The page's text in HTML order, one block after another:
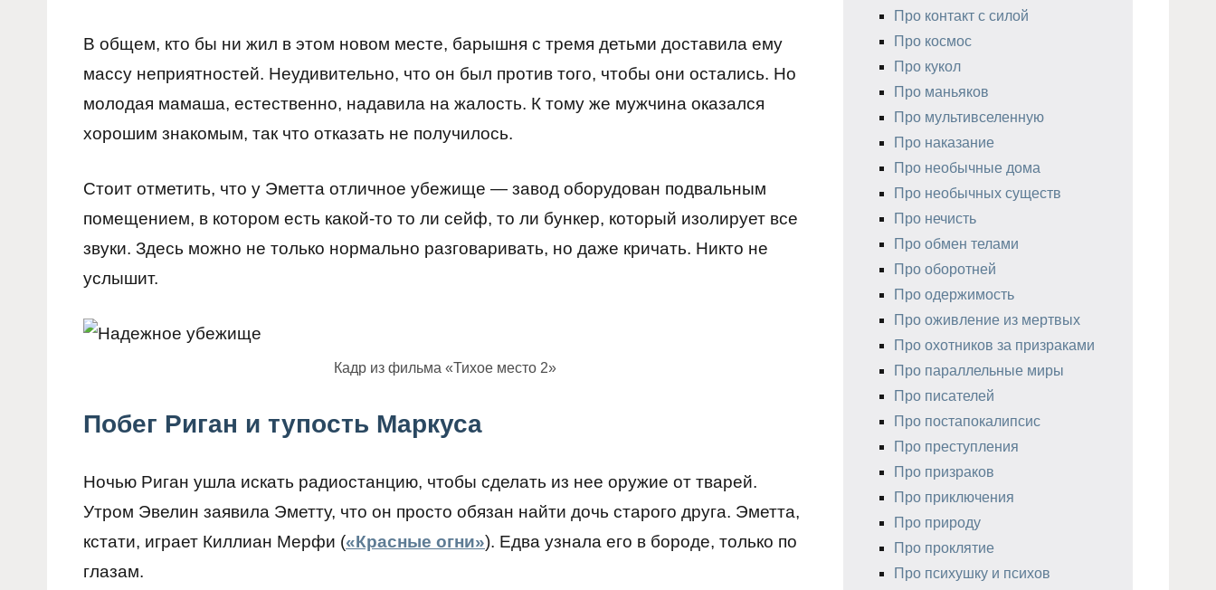
В общем, кто бы ни жил в этом новом месте, барышня с тремя детьми доставила ему
массу неприятностей. Неудивительно, что он был против того, чтобы они остались. Но
молодая мамаша, естественно, надавила на жалость. К тому же мужчина оказался
хорошим знакомым, так что отказать не получилось.
Стоит отметить, что у Эметта отличное убежище — завод оборудован подвальным
помещением, в котором есть какой-то то ли сейф, то ли бункер, который изолирует все
звуки. Здесь можно не только нормально разговаривать, но даже кричать. Никто не
услышит.
Кадр из фильма «Тихое место 2»
Побег Риган и тупость Маркуса
Ночью Риган ушла искать радиостанцию, чтобы сделать из нее оружие от тварей.
Утром Эвелин заявила Эметту, что он просто обязан найти дочь старого друга. Эметта,
кстати, играет Киллиан Мерфи («Красные огни»). Едва узнала его в бороде, только по
глазам.
Про контакт с силой
Про космос
Про кукол
Про маньяков
Про мультивселенную
Про наказание
Про необычные дома
Про необычных существ
Про нечисть
Про обмен телами
Про оборотней
Про одержимость
Про оживление из мертвых
Про охотников за призраками
Про параллельные миры
Про писателей
Про постапокалипсис
Про преступления
Про призраков
Про приключения
Про природу
Про проклятие
Про психушку и психов